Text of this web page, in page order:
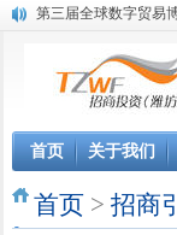
第三届全球数字贸易
潍坊招商局讯：
昌乐大项目“拔节生长
格润麦尔高端淀粉预
潍坊招商局转：潍坊
潍坊招商局转：潍坊
香港上市公司投资信
首页 关于我们
首页 > 招商